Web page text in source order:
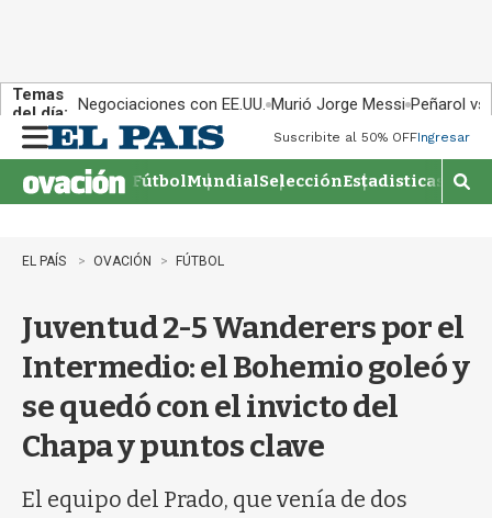
Temas
del día: Negociaciones con EE.UU. Murió Jorge Messi Peñarol
n
u
Suscribite al 50% OFFIngresar
FútbolMundialSelecciónEstadisticas
M
o
r
b
�
s
EL PAÍS OVACIÓN FÚTBOL
Juventud 2-5 Wanderers por el
Intermedio: el Bohemio goleó y
se quedó con el invicto del
Chapa y puntos clave
El equipo del Prado, que venía de dos